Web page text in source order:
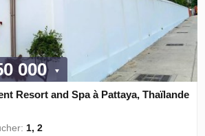
000
Resort and Spa à Pattaya, Thaïlande
1, 2